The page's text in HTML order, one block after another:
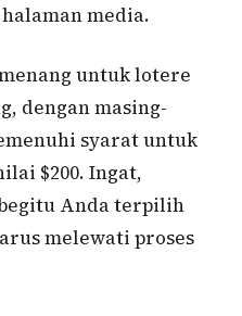
media.
untuk lotere
dengan masing-
syarat untuk
$200. Ingat,
Anda terpilih
melewati proses